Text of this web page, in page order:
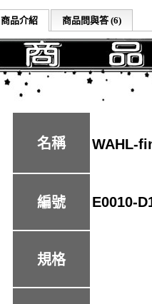
商品介紹 商品問與答 (6)
名稱 WAHL-
編號 E0010-
規格